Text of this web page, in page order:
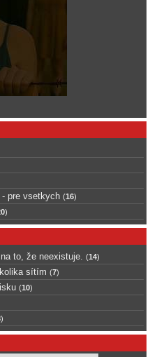
pre vsetkych (16)
)
to, že neexistuje. (14)
sítím (7)
(10)
)